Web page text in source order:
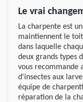
Le vrai
La charpente est
maintiennent le
dans laquelle
deux grands types
vous recommande
d'insectes aux
équipe de
réparation de la